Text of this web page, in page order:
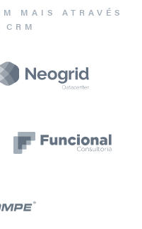
MAIS ATRAVÉS